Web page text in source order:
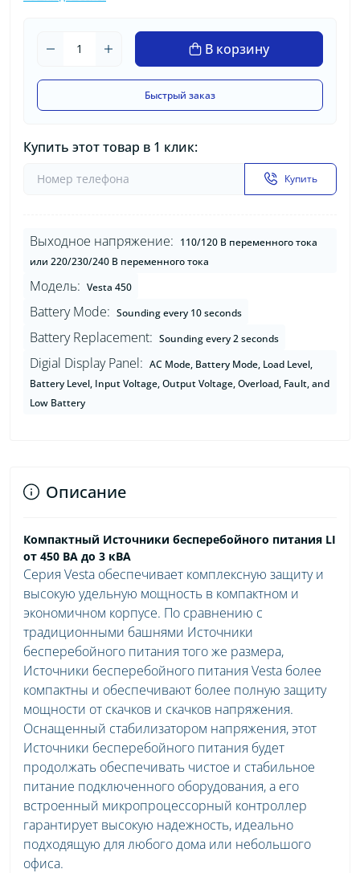
В корзину
Быстрый заказ
Купить этот товар в 1 клик:
Купить
Выходное напряжение: 110/120 В переменного тока
или 220/230/240 В переменного тока
Модель: Vesta 450
Battery Mode: Sounding every 10 seconds
Battery Replacement: Sounding every 2 seconds
Digial Display Panel: AC Mode, Battery Mode, Load Level,
Battery Level, Input Voltage, Output Voltage, Overload, Fault, and
Low Battery
Описание
Компактный Источники бесперебойного питания LI
от 450 ВА до 3 кВА
Серия Vesta обеспечивает комплексную защиту и
высокую удельную мощность в компактном и
экономичном корпусе. По сравнению с
традиционными башнями Источники
бесперебойного питания того же размера,
Источники бесперебойного питания Vesta более
компактны и обеспечивают более полную защиту
мощности от скачков и скачков напряжения.
Оснащенный стабилизатором напряжения, этот
Источники бесперебойного питания будет
продолжать обеспечивать чистое и стабильное
питание подключенного оборудования, а его
встроенный микропроцессорный контроллер
гарантирует высокую надежность, идеально
подходящую для любого дома или небольшого
офиса.